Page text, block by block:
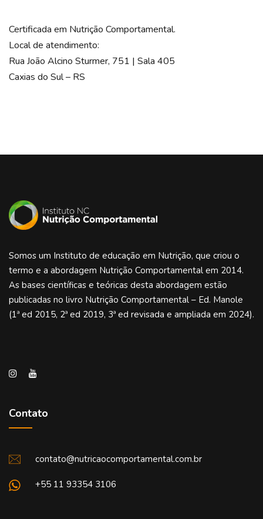
Certificada em Nutrição Comportamental.
Local de atendimento:
Rua João Alcino Sturmer, 751 | Sala 405
Caxias do Sul – RS
Somos um Instituto de educação em Nutrição, que criou o
termo e a abordagem Nutrição Comportamental em 2014.
As bases científicas e teóricas desta abordagem estão
publicadas no livro Nutrição Comportamental – Ed. Manole
(1ª ed 2015, 2ª ed 2019, 3ª ed revisada e ampliada em 2024).
Contato
contato@nutricaocomportamental.com.br
+55 11 93354 3106